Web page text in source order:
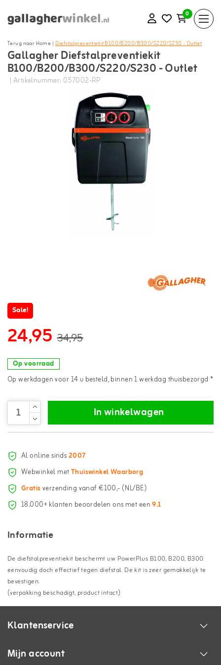
0
Terug naar Home |Diefstalpreventiekit B100/B200/B300/S220/S230 - Outlet
Gallagher Diefstalpreventiekit
B100/B200/B300/S220/S230 - Outlet
| Artikelnummer: 057002-RP
Sale!
24,95 34,95
Op voorraad
Op werkdagen voor 14 u besteld, binnen 1 werkdag thuisbezorgd *
In winkelwagen
Al online sinds2007
Webwinkel metThuiswinkel Waarborg
Gratisverzending vanaf €100,- (NL/BE)
18.000+ klanten beoordelen ons met een9.1
Informatie
De diefstalpreventiekit beschermt uw PowerPlus B100, B200, B300
eenvoudig doch effectief tegen diefstal. De kit is zeer gemakkelijk te
bevestigen.
(verpakking beschadigt, product intact)
Klantenservice
Mijn account